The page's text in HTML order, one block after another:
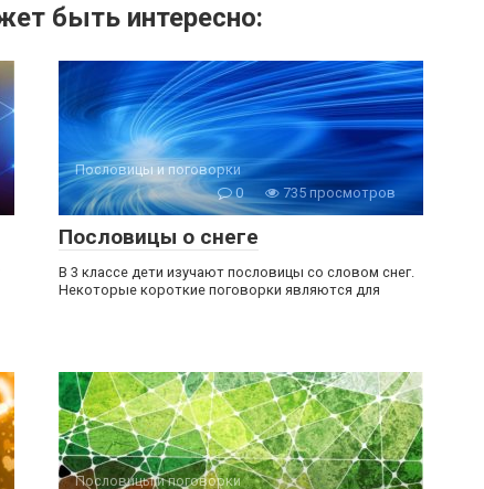
быть интересно:
Пословицы и поговорки
0
735 просмотров
Пословицы о снеге
В 3 классе дети изучают пословицы со словом снег.
Некоторые короткие поговорки являются для
Пословицы и поговорки